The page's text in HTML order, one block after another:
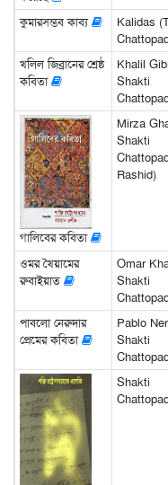
কুমারসম্ভব কাব্য
Kalidas
খলিল জিব্রানের শ্রেষ্ঠ
কবিতা
Khalil
Shakti
গালিবের কবিতা
Mirza
Shakti
Rashid)
ওমর খৈয়ামের
রুবাইয়াত
Omar
Shakti
পাবলো নেরুদার
প্রেমের কবিতা
Pablo
Shakti
Shakti